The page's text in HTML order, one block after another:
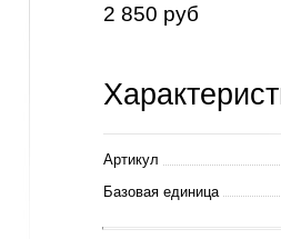
2 850 руб
Артикул
Базовая единица